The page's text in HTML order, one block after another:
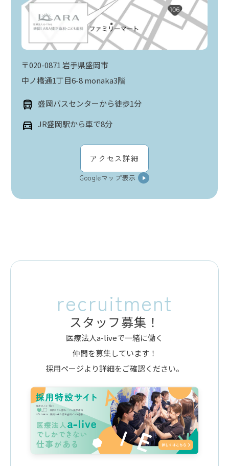
〒020-0871 岩手県盛岡市
中ノ橋通1丁目6-8 monaka3階
盛岡バスセンターから徒歩1分
JR盛岡駅から車で8分
アクセス詳細
Googleマップ表示
recruitment
スタッフ募集！
医療法人a-liveで一緒に働く
仲間を募集しています！
採用ページより詳細をご確認ください。